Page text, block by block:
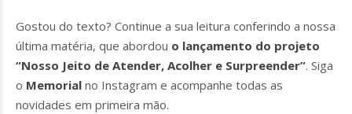
Gostou do texto? Continue a sua leitura conferindo a nossa
última matéria, que abordou o lançamento do projeto
“Nosso Jeito de Atender, Acolher e Surpreender”. Siga
o Memorial no Instagram e acompanhe todas as
novidades em primeira mão.